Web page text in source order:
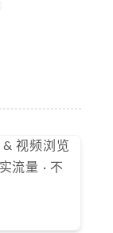
& 视频浏览
流量 · 不